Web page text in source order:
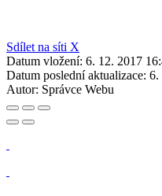
Sdílet na síti X
Datum vložení: 6. 12. 2017
Datum poslední aktualizace: 6.
Autor: Správce Webu